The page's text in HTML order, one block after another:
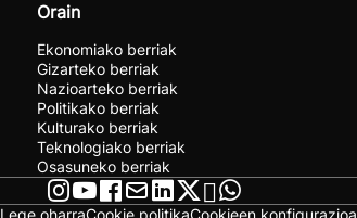
Orain
Ekonomiako berriak
Gizarteko berriak
Nazioarteko berriak
Politikako berriak
Kulturako berriak
Teknologiako berriak
Osasuneko berriak
Lege oharraCookie politikaCookieen konfigurazioa